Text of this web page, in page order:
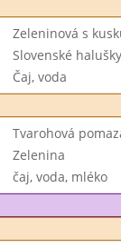
Zeleninová s
Slovenské
Čaj, voda
Tvarohová
Zelenina
čaj, voda, mléko